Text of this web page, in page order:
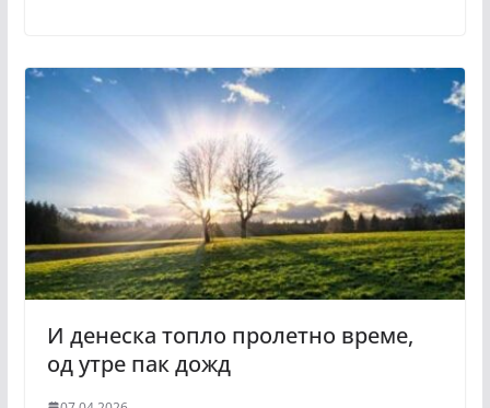
И денеска топло пролетно време,
од утре пак дожд